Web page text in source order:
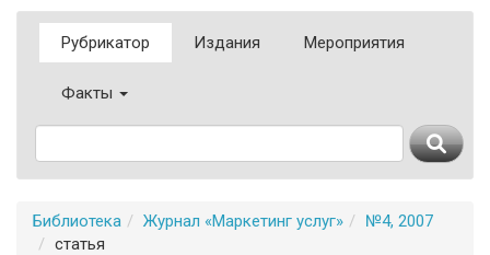
Рубрикатор Издания Мероприятия
Факты
Библиотека Журнал «Маркетинг услуг»
№4, 2007
статья